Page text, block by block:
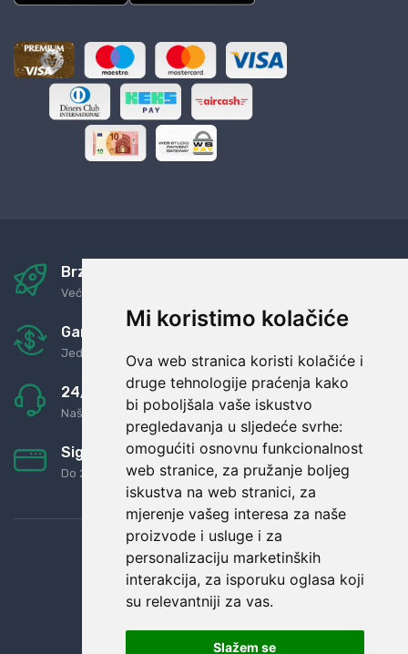
Mi koristimo kolačiće
Ova web stranica koristi kolačiće i
druge tehnologije praćenja kako
bi poboljšala vaše iskustvo
pregledavanja u sljedeće svrhe:
omogućiti osnovnu funkcionalnost
web stranice, za pružanje boljeg
iskustva na web stranici, za
mjerenje vašeg interesa za naše
proizvode i usluge i za
personalizaciju marketinških
interakcija, za isporuku oglasa koji
su relevantniji za vas.
Slažem se
Brza i sigurna dostava
Već za nekoliko dana kod vas
Garancija u povrat novaca
Jednostavno pravilo: Roba za novac
24/7 odlična podrška
Naši agenti uvijek na raspolaganju
Sigurno obročno plaćanje
Do 24 rata bez kamata